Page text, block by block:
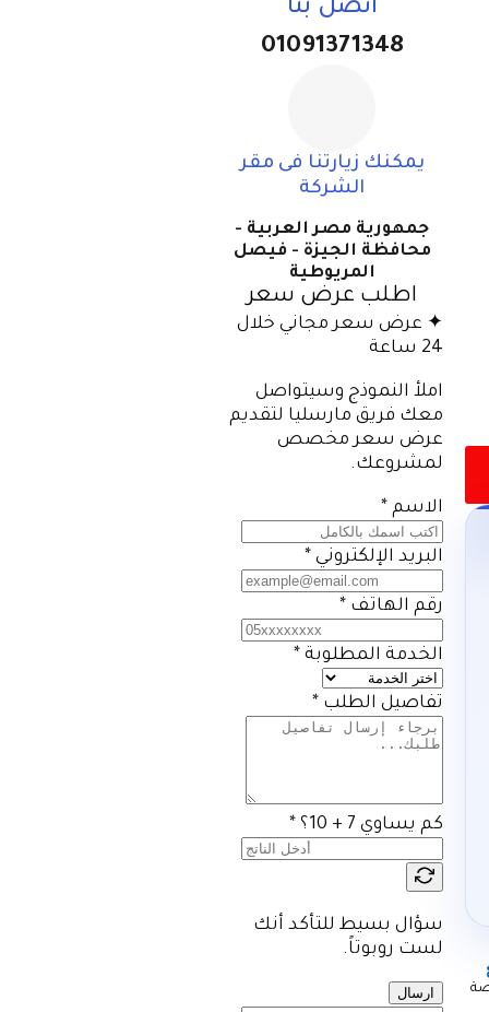
اتصل بنا
01091371348
يمكنك زيارتنا فى مقر
الشركة
جمهورية مصر العربية -
محافظة الجيزة - فيصل
المريوطية
اطلب عرض سعر
✦ عرض سعر مجاني خلال
24 ساعة
املأ النموذج وسيتواصل
معك فريق مارسليا لتقديم
عرض سعر مخصص
لمشروعك.
الاسم *
البريد الإلكتروني *
رقم الهاتف *
الخدمة المطلوبة *
تفاصيل الطلب *
كم يساوي 7 + 10؟ *
سؤال بسيط للتأكد أنك
لست روبوتاً.
ارسال